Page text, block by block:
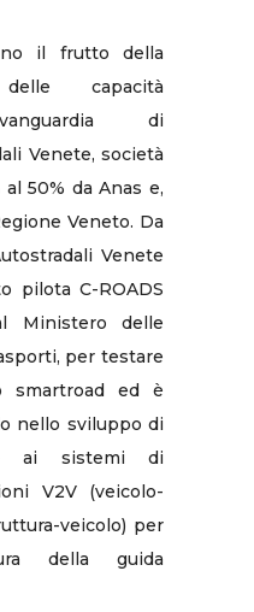
il frutto della
capacità
di
Venete, società
50% da Anas e,
Veneto. Da
Venete
pilota C-ROADS
Ministero delle
per testare
smartroad ed è
nello sviluppo di
ai sistemi di
V2V (veicolo-
veicolo) per
della guida